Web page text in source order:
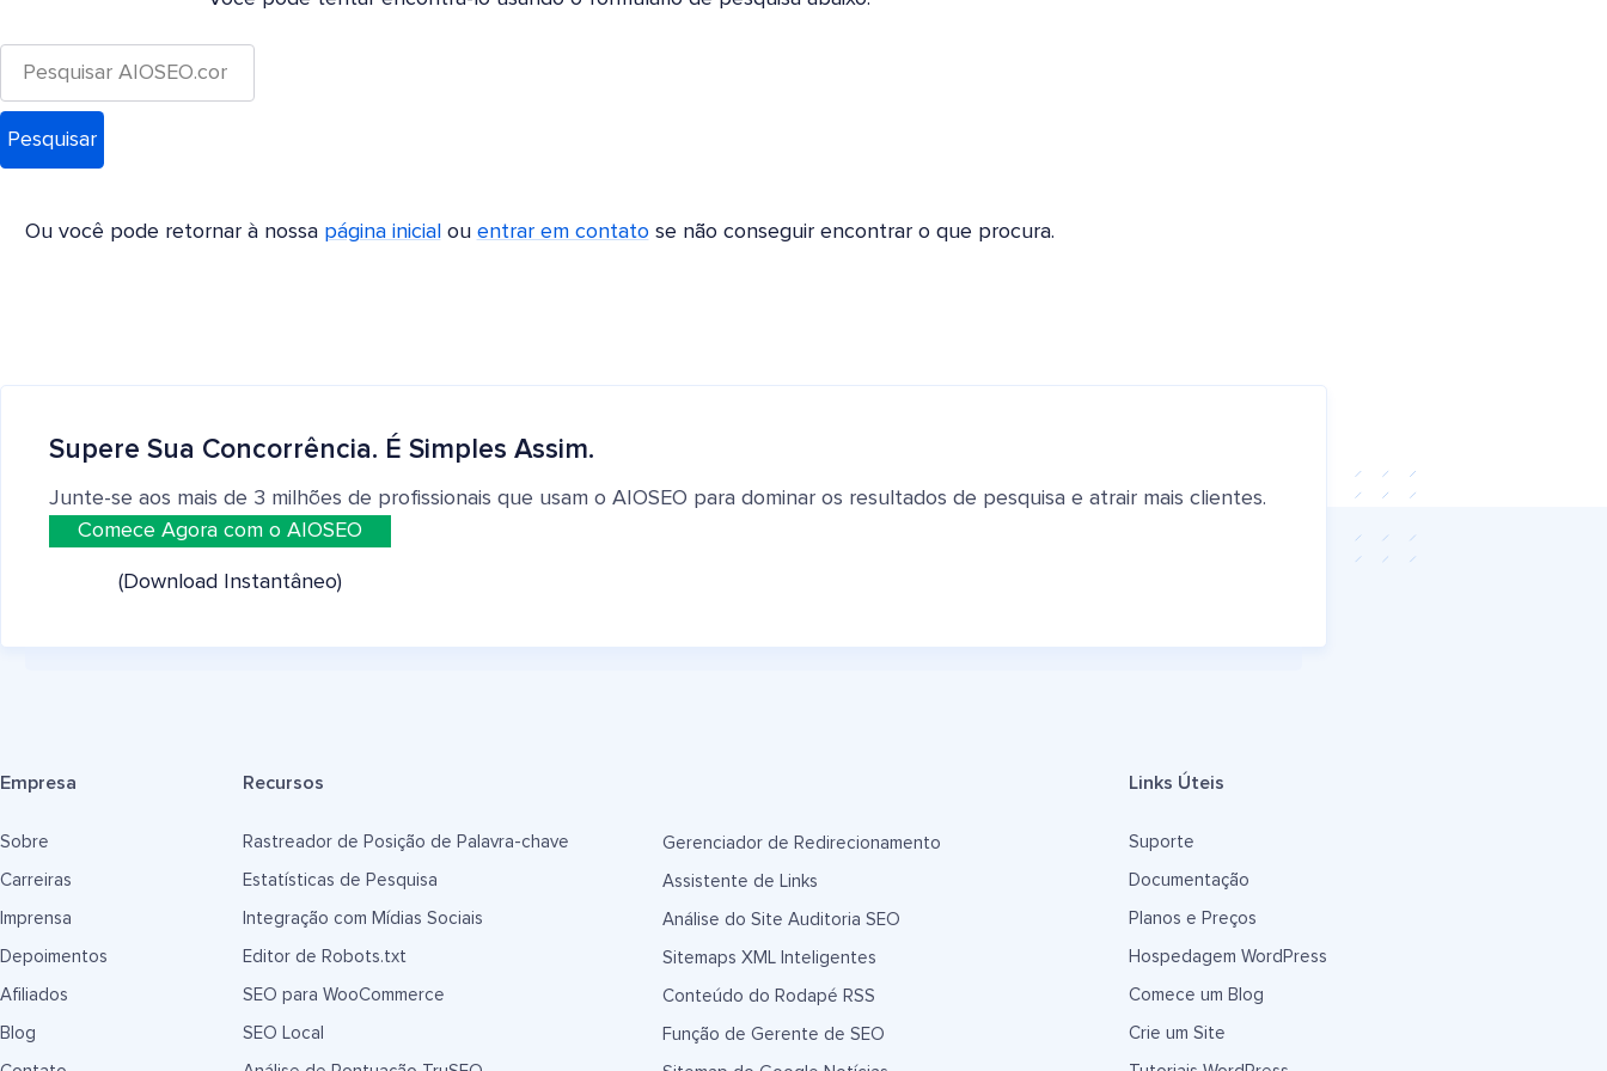
Ou você pode retornar à nossa página inicial ou entrar em contato se não conseguir encontrar o que procura.
Supere Sua Concorrência. É Simples Assim.
Junte-se aos mais de 3 milhões de profissionais que usam o AIOSEO para dominar os resultados de pesquisa e atrair mais clientes.
Comece Agora com o AIOSEO
(Download Instantâneo)
Empresa
Sobre
Carreiras
Imprensa
Depoimentos
Afiliados
Blog
Recursos
Rastreador de Posição de Palavra-chave
Estatísticas de Pesquisa
Integração com Mídias Sociais
Editor de Robots.txt
SEO para WooCommerce
SEO Local
Gerenciador de Redirecionamento
Assistente de Links
Análise do Site Auditoria SEO
Sitemaps XML Inteligentes
Conteúdo do Rodapé RSS
Função de Gerente de SEO
Links Úteis
Suporte
Documentação
Planos e Preços
Hospedagem WordPress
Comece um Blog
Crie um Site